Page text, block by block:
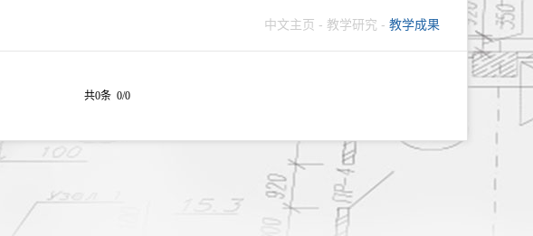
中文主页 - 教学研究 - 教学成果
共0条 0/0